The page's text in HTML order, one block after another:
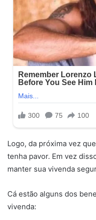
Logo, da próxima vez
tenha pavor. Em vez
manter sua vivenda
Cá estão alguns dos
vivenda: